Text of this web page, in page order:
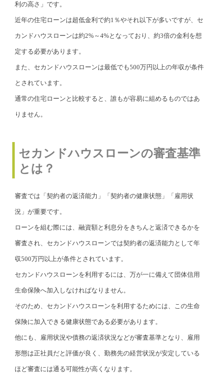
利の高さ」です。
近年の住宅ローンは超低金利で約1％やそれ以下が多いですが、セ
カンドハウスローンは約2%～4%となっており、約3倍の金利を想
定する必要があります。
また、セカンドハウスローンは最低でも500万円以上の年収が条件
とされています。
通常の住宅ローンと比較すると、誰もが容易に組めるものではあ
りません。
セカンドハウスローンの審査基準
とは？
審査では「契約者の返済能力」「契約者の健康状態」「雇用状
況」が重要です。
ローンを組む際には、融資額と利息分をきちんと返済できるかを
審査され、セカンドハウスローンでは契約者の返済能力として年
収500万円以上が条件とされています。
セカンドハウスローンを利用するには、万が一に備えて団体信用
生命保険へ加入しなければなりません。
そのため、セカンドハウスローンを利用するためには、この生命
保険に加入できる健康状態である必要があります。
他にも、雇用状況や債務の返済状況などが審査基準となり、雇用
形態は正社員だと評価が良く、勤務先の経営状況が安定している
ほど審査には通る可能性が高くなります。